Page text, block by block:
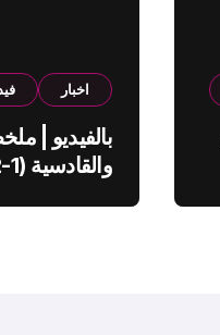
اخبار
بالفيديو |